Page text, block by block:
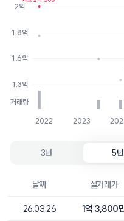
2022 2023
거래량
1.3억
1.6억
1.8억
2억
3년 5년
날짜 실거래가
26.03.26 1억 3,800